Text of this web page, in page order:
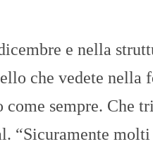
e nella
che vedete nella
sempre. Che
“Sicuramente